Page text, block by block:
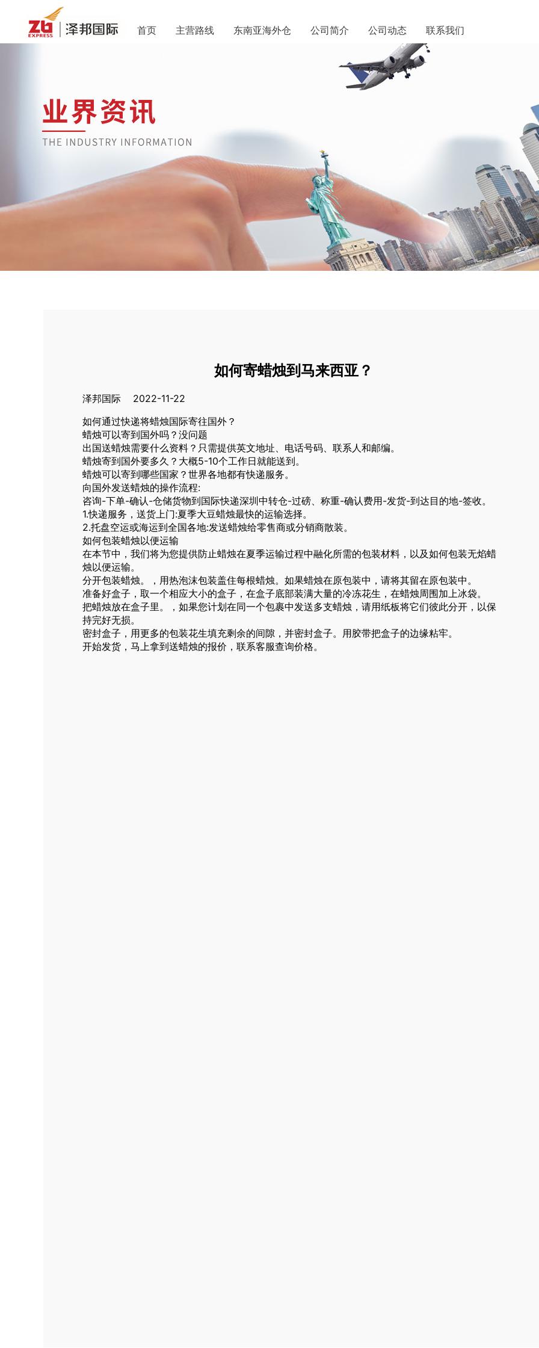
首页 主营路线 东南亚海外仓 公司简介 公司动态 联系我们
如何寄蜡烛到马来西亚？
泽邦国际 2022-11-22
如何通过快递将蜡烛国际寄往国外？
蜡烛可以寄到国外吗？没问题
出国送蜡烛需要什么资料？只需提供英文地址、电话号码、联系人和邮编。
蜡烛寄到国外要多久？大概5-10个工作日就能送到。
蜡烛可以寄到哪些国家？世界各地都有快递服务。
向国外发送蜡烛的操作流程:
咨询-下单-确认-仓储货物到国际快递深圳中转仓-过磅、称重-确认费用-发货-到达目的地-签收。
1.快递服务，送货上门:夏季大豆蜡烛最快的运输选择。
2.托盘空运或海运到全国各地:发送蜡烛给零售商或分销商散装。
如何包装蜡烛以便运输
在本节中，我们将为您提供防止蜡烛在夏季运输过程中融化所需的包装材料，以及如何包装无焰蜡
烛以便运输。
分开包装蜡烛。，用热泡沫包装盖住每根蜡烛。如果蜡烛在原包装中，请将其留在原包装中。
准备好盒子，取一个相应大小的盒子，在盒子底部装满大量的冷冻花生，在蜡烛周围加上冰袋。
把蜡烛放在盒子里。，如果您计划在同一个包裹中发送多支蜡烛，请用纸板将它们彼此分开，以保
持完好无损。
密封盒子，用更多的包装花生填充剩余的间隙，并密封盒子。用胶带把盒子的边缘粘牢。
开始发货，马上拿到送蜡烛的报价，联系客服查询价格。